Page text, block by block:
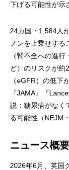
下げる可能性が示
24カ国・1,584人
ノンを上乗せす
（腎不全への進
ど）のリスクが約
（eGFR）の低下
『JAMA』『
説：糖尿病がなく
る可能性（NEJM
ニュース概要
2026年6月、英国